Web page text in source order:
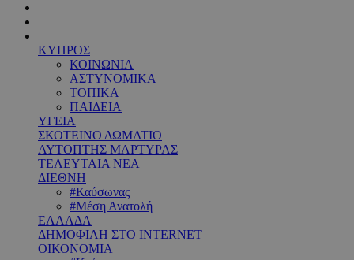
ΚΥΠΡΟΣ
ΚΟΙΝΩΝΙΑ
ΑΣΤΥΝΟΜΙΚΑ
ΤΟΠΙΚΑ
ΠΑΙΔΕΙΑ
ΥΓΕΙΑ
ΣΚΟΤΕΙΝΟ ΔΩΜΑΤΙΟ
ΑΥΤΟΠΤΗΣ ΜΑΡΤΥΡΑΣ
ΤΕΛΕΥΤΑΙΑ ΝΕΑ
ΔΙΕΘΝΗ
#Καύσωνας
#Μέση Ανατολή
ΕΛΛΑΔΑ
ΔΗΜΟΦΙΛΗ ΣΤΟ INTERNET
ΟΙΚΟΝΟΜΙΑ